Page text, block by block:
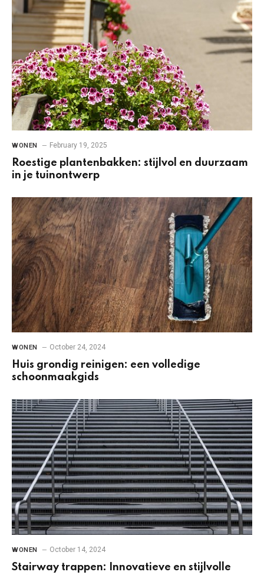
WONEN February 19, 2025
Roestige plantenbakken: stijlvol en duurzaam
in je tuinontwerp
WONEN October 24, 2024
Huis grondig reinigen: een volledige
schoonmaakgids
WONEN October 14, 2024
Stairway trappen: Innovatieve en stijlvolle